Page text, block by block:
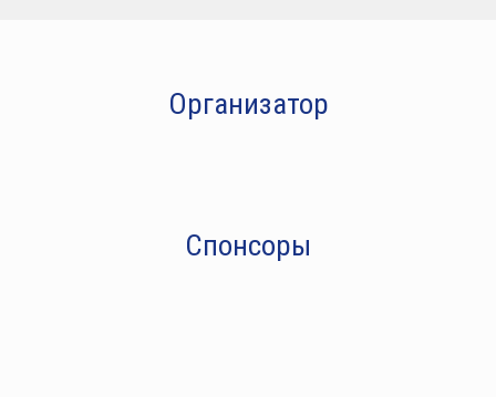
Организатор
Спонсоры